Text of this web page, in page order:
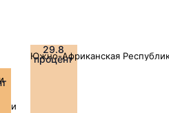
Южно-Африканская
29.8
процент